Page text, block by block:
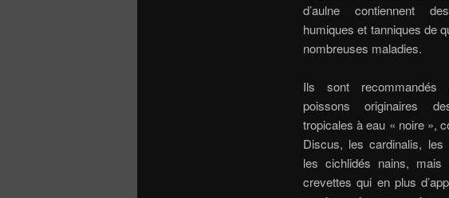
d’aulne contiennent
humiques et tanniques de
nombreuses maladies.
Ils sont recommandés
poissons originaires
tropicales à eau « noire »,
Discus, les cardinalis, les
les cichlidés nains, mais
crevettes qui en plus